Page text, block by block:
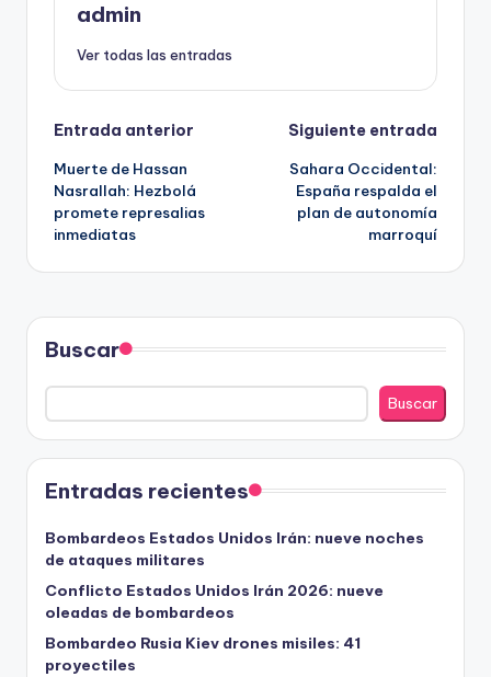
admin
Ver todas las entradas
Navegación
de
entradas
Entrada anterior
Muerte de Hassan
Nasrallah: Hezbolá
promete represalias
inmediatas
Siguiente entrada
Sahara Occidental:
España respalda el
plan de autonomía
marroquí
Buscar
Buscar
Entradas recientes
Bombardeos Estados Unidos Irán: nueve noches
de ataques militares
Conflicto Estados Unidos Irán 2026: nueve
oleadas de bombardeos
Bombardeo Rusia Kiev drones misiles: 41
proyectiles